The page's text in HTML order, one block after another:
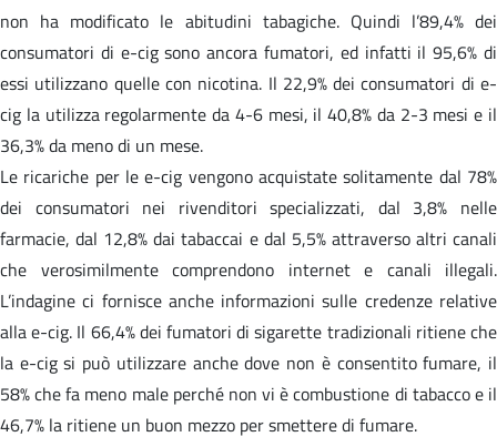
non ha modificato le abitudini tabagiche. Quindi l’89,4% dei
consumatori di e-cig sono ancora fumatori, ed infatti il 95,6% di
essi utilizzano quelle con nicotina. Il 22,9% dei consumatori di e-
cig la utilizza regolarmente da 4-6 mesi, il 40,8% da 2-3 mesi e il
36,3% da meno di un mese.
Le ricariche per le e-cig vengono acquistate solitamente dal 78%
dei consumatori nei rivenditori specializzati, dal 3,8% nelle
farmacie, dal 12,8% dai tabaccai e dal 5,5% attraverso altri canali
che verosimilmente comprendono internet e canali illegali.
L’indagine ci fornisce anche informazioni sulle credenze relative
alla e-cig. Il 66,4% dei fumatori di sigarette tradizionali ritiene che
la e-cig si può utilizzare anche dove non è consentito fumare, il
58% che fa meno male perché non vi è combustione di tabacco e il
46,7% la ritiene un buon mezzo per smettere di fumare.